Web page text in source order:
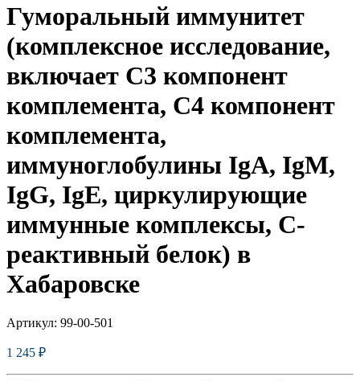
Гуморальный иммунитет
(комплексное исследование,
включает С3 компонент
комплемента, С4 компонент
комплемента,
иммуноглобулины IgА, IgМ,
IgG, IgE, циркулирующие
иммунные комплексы, С-
реактивный белок) в
Хабаровске
Артикул: 99-00-501
1 245 ₽